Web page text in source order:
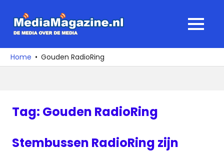
naar
media
over
MENU
Home Gouden RadioRing
Tag: Gouden RadioRing
Stembussen RadioRing zijn